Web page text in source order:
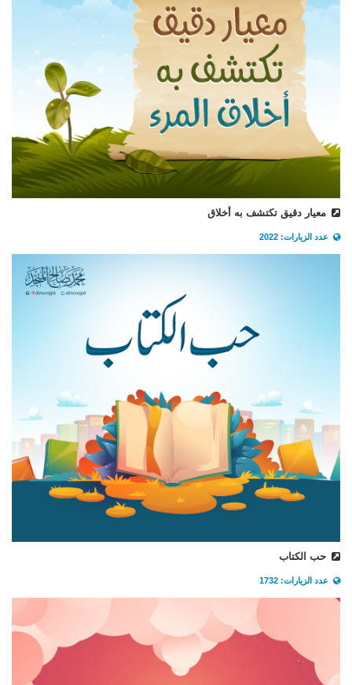
معيار دقيق تكتشف به أخلاق
عدد الزيارات: 2022
حب الكتاب
عدد الزيارات: 1732